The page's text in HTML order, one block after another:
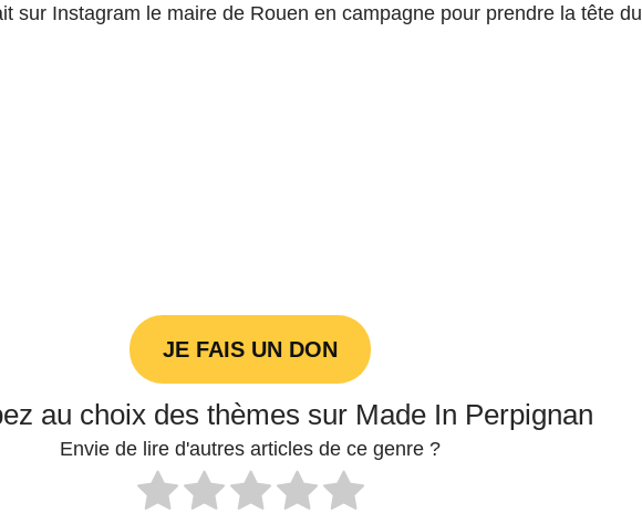
sur Instagram le maire de Rouen en campagne pour prendre la tête du
JE FAIS UN DON
au choix des thèmes sur Made In Perpignan
Envie de lire d'autres articles de ce genre ?